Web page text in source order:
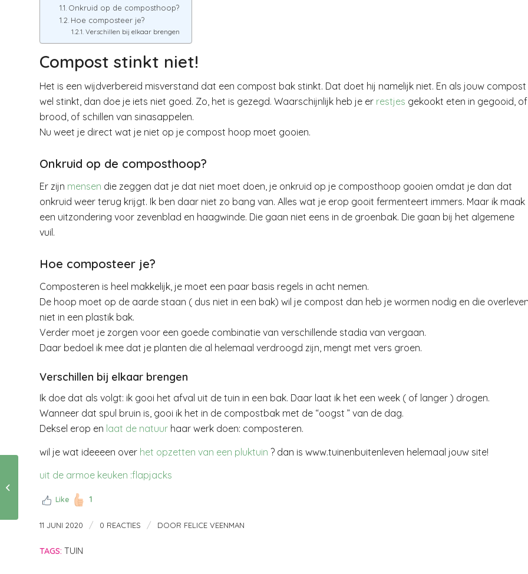
Onkruid op de composthoop?
Hoe composteer je?
Verschillen bij elkaar brengen
Compost stinkt niet!
Het is een wijdverbereid misverstand dat een compost bak stinkt. Dat doet hij namelijk niet. En als jouw compost
wel stinkt, dan doe je iets niet goed. Zo, het is gezegd. Waarschijnlijk heb je er restjes gekookt eten in gegooid, of
brood, of schillen van sinasappelen.
Nu weet je direct wat je niet op je compost hoop moet gooien.
Onkruid op de composthoop?
Er zijn mensen die zeggen dat je dat niet moet doen, je onkruid op je composthoop gooien omdat je dan dat
onkruid weer terug krijgt. Ik ben daar niet zo bang van. Alles wat je erop gooit fermenteert immers. Maar ik maak
een uitzondering voor zevenblad en haagwinde. Die gaan niet eens in de groenbak. Die gaan bij het algemene
vuil.
Hoe composteer je?
Composteren is heel makkelijk, je moet een paar basis regels in acht nemen.
De hoop moet op de aarde staan ( dus niet in een bak) wil je compost dan heb je wormen nodig en die
niet in een plastik bak.
Verder moet je zorgen voor een goede combinatie van verschillende stadia van vergaan.
Daar bedoel ik mee dat je planten die al helemaal verdroogd zijn, mengt met vers groen.
Verschillen bij elkaar brengen
Ik doe dat als volgt: ik gooi het afval uit de tuin in een bak. Daar laat ik het een week ( of langer ) drogen.
Wanneer dat spul bruin is, gooi ik het in de compostbak met de “oogst ” van de dag.
Deksel erop en laat de natuur haar werk doen: composteren.
wil je wat ideeeen over het opzetten van een pluktuin ? dan is www.tuinenbuitenleven helemaal jouw site!
uit de armoe keuken :flapjacks
Like 1
11 JUNI 2020 / 0 REACTIES / DOOR FELICE VEENMAN
TAGS: TUIN
Het zusje van Dagbert
pannenkoeken